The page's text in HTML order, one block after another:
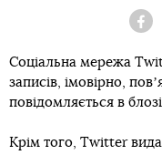
Соціальна мережа
записів, імовірно,
повідомляється в блозі
Крім того, Twitter